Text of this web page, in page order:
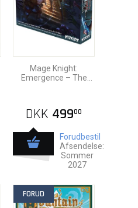
Mage Knight:
Emergence – The
DKK 49900
Forudbestil
Afsendelse:
Sommer
2027
FORUD